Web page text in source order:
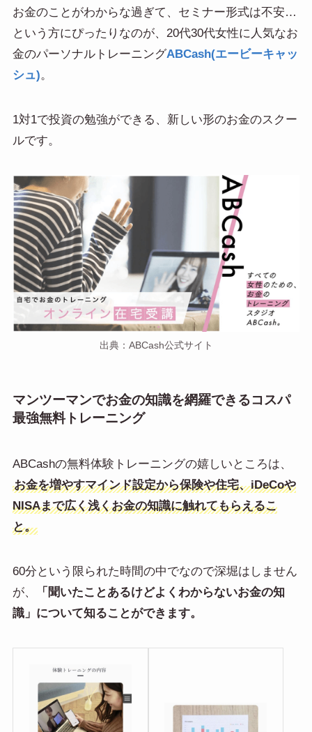
お金のことがわからな過ぎて、セミナー形式は不安…
という方にぴったりなのが、20代30代女性に人気なお
金のパーソナルトレーニングABCash(エービーキャッ
シュ)。
1対1で投資の勉強ができる、新しい形のお金のスクー
ルです。
出典：ABCash公式サイト
マンツーマンでお金の知識を網羅できるコスパ
最強無料トレーニング
ABCashの無料体験トレーニングの嬉しいところは、
お金を増やすマインド設定から保険や住宅、iDeCoや
NISAまで広く浅くお金の知識に触れてもらえるこ
と。
60分という限られた時間の中でなので深堀はしません
が、
「聞いたことあるけどよくわからないお金の知
識」について知ることができます。